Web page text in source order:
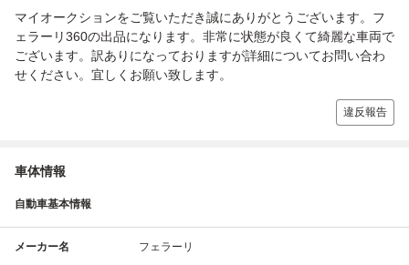
マイオークションをご覧いただき誠にありがとうございます。フ
ェラーリ360の出品になります。非常に状態が良くて綺麗な車両で
ございます。訳ありになっておりますが詳細についてお問い合わ
せください。宜しくお願い致します。
違反報告
車体情報
自動車基本情報
メーカー名 フェラーリ